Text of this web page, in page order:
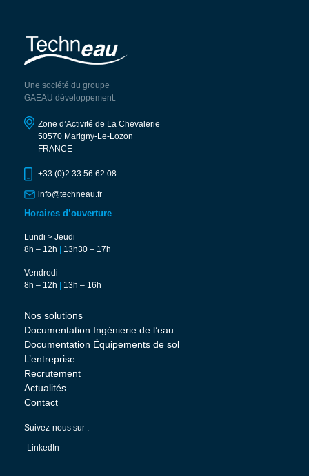
Une société du groupe
GAEAU développement.
Zone d’Activité de La Chevalerie
50570 Marigny-Le-Lozon
FRANCE
+33 (0)2 33 56 62 08
info@techneau.fr
Horaires d’ouverture
Lundi > Jeudi
8h – 12h
13h30 – 17h
Vendredi
8h – 12h
13h – 16h
Nos solutions
Documentation Ingénierie de l’eau
Documentation Équipements de sol
L’entreprise
Recrutement
Actualités
Contact
Suivez-nous sur :
LinkedIn